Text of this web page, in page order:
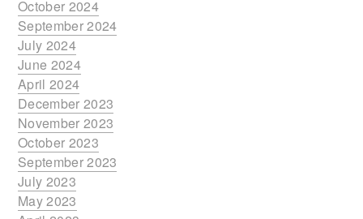
October 2024
September 2024
July 2024
June 2024
April 2024
December 2023
November 2023
October 2023
September 2023
July 2023
May 2023